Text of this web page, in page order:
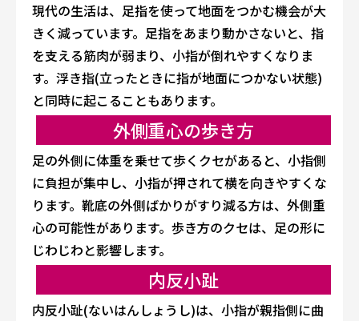
現代の生活は、足指を使って地面をつかむ機会が大
きく減っています。足指をあまり動かさないと、指
を支える筋肉が弱まり、小指が倒れやすくなりま
す。浮き指(立ったときに指が地面につかない状態)
と同時に起こることもあります。
外側重心の歩き方
足の外側に体重を乗せて歩くクセがあると、小指側
に負担が集中し、小指が押されて横を向きやすくな
ります。靴底の外側ばかりがすり減る方は、外側重
心の可能性があります。歩き方のクセは、足の形に
じわじわと影響します。
内反小趾
内反小趾(ないはんしょうし)は、小指が親指側に曲